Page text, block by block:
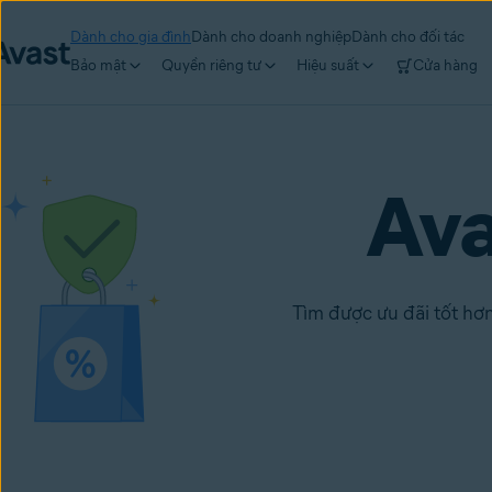
Dành cho gia đìnhDành cho doanh nghiệpDành cho đối tác
Bảo mật
Quyền riêng tư Hiệu suất Cửa hàng
Tìm được ưu đãi tốt